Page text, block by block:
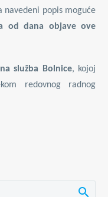
popis moguće
od dana objave ove
služba Bolnice, kojoj
redovnog radnog